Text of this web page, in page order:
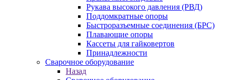
Рукава высокого давления (РВД)
Поддомкратные опоры
Быстроразъемные соединения (БРС)
Плавающие опоры
Кассеты для гайковертов
Принадлежности
Сварочное оборудование
Назад